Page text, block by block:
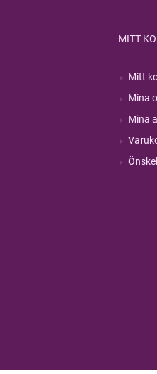
MITT
Mitt
Mina
Mina